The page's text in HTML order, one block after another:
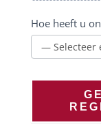
Hoe heeft u